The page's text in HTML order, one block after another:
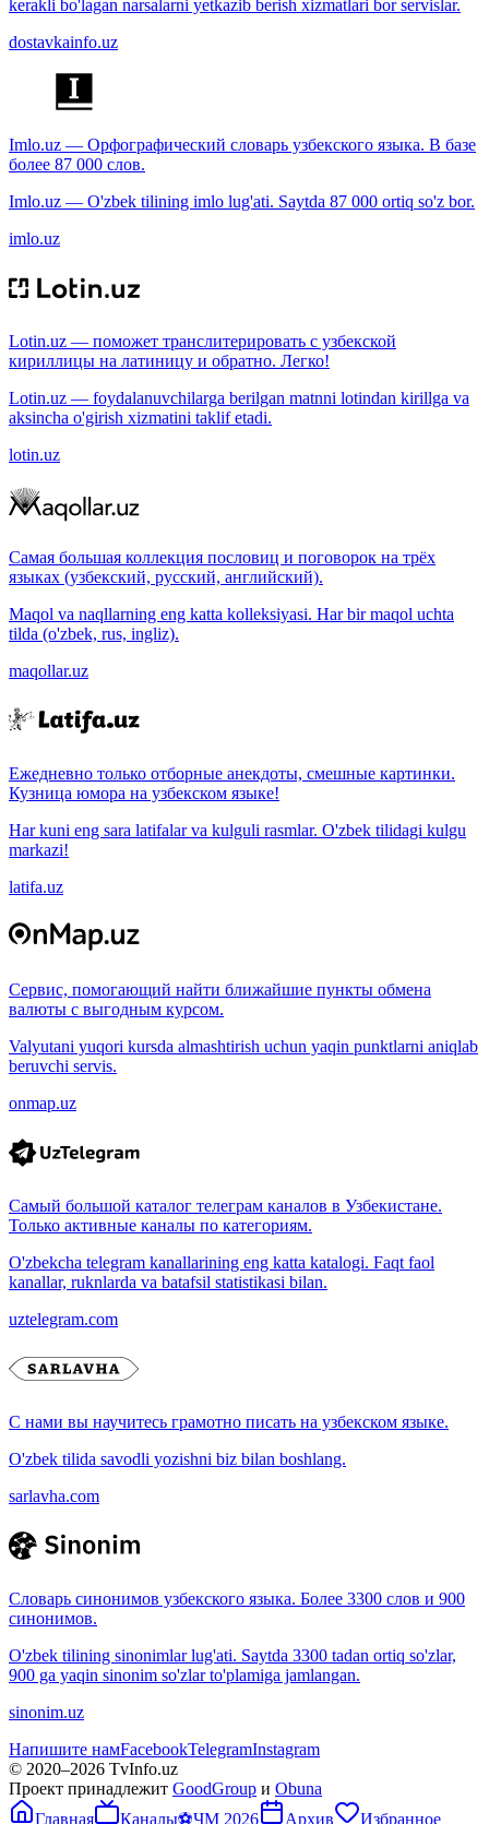
kerakli bo'lagan narsalarni yetkazib berish xizmatlari bor servislar.
dostavkainfo.uz
Imlo.uz — Орфографический словарь узбекского языка. В базе
более 87 000 слов.
Imlo.uz — O'zbek tilining imlo lug'ati. Saytda 87 000 ortiq so'z bor.
imlo.uz
Lotin.uz — поможет транслитерировать с узбекской
кириллицы на латиницу и обратно. Легко!
Lotin.uz — foydalanuvchilarga berilgan matnni lotindan kirillga va
aksincha o'girish xizmatini taklif etadi.
lotin.uz
Самая большая коллекция пословиц и поговорок на трёх
языках (узбекский, русский, английский).
Maqol va naqllarning eng katta kolleksiyasi. Har bir maqol uchta
tilda (o'zbek, rus, ingliz).
maqollar.uz
Ежедневно только отборные анекдоты, смешные картинки.
Кузница юмора на узбекском языке!
Har kuni eng sara latifalar va kulguli rasmlar. O'zbek tilidagi kulgu
markazi!
latifa.uz
Сервис, помогающий найти ближайшие пункты обмена
валюты с выгодным курсом.
Valyutani yuqori kursda almashtirish uchun yaqin punktlarni aniqlab
beruvchi servis.
onmap.uz
Самый большой каталог телеграм каналов в Узбекистане.
Только активные каналы по категориям.
O'zbekcha telegram kanallarining eng katta katalogi. Faqt faol
kanallar, ruknlarda va batafsil statistikasi bilan.
uztelegram.com
С нами вы научитесь грамотно писать на узбекском языке.
O'zbek tilida savodli yozishni biz bilan boshlang.
sarlavha.com
Словарь синонимов узбекского языка. Более 3300 слов и 900
синонимов.
O'zbek tilining sinonimlar lug'ati. Saytda 3300 tadan ortiq so'zlar,
900 ga yaqin sinonim so'zlar to'plamiga jamlangan.
sinonim.uz
Напишите намFacebookTelegramInstagram
© 2020–2026 TvInfo.uz
Проект принадлежит GoodGroup и Obuna
Главная
Каналы⚽ЧМ 2026 Архив Избранное